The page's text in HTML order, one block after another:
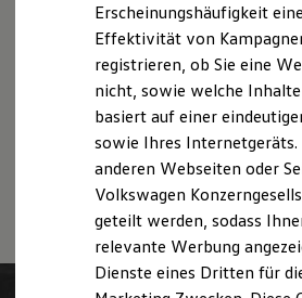
Ladezeitensimulator
Batterie
Sicherheit
Garantie und
Nachhaltigkeit
Technologie
Kosten und Kauf
Verbrauchskosten
Kaufoptionen
E-Auto-Förderung
Software und Konnektivität
Die ID. Software 6
ID. Software
Digitale Extras
Schnittstellen zu
Servicetermin buchen
Serviceanfrage stellen
Erscheinungshäufigkeit
Effektivität von
registrieren, ob Sie eine
nicht, sowie welche
basiert auf einer
sowie Ihres
anderen Webseiten oder
Volkswagen
geteilt werden, sodass
relevante Werbung
Dienste eines Dritten für